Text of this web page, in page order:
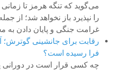
می‌گوید که تنگه هرمز تا
را نپذیرد باز نخواهد شد؛ از
غرامت جنگی و پایان دادن به
رقابت برای جانشینی گوترش؛
فرا رسیده است؟
چه کسی قرار است در دورانی